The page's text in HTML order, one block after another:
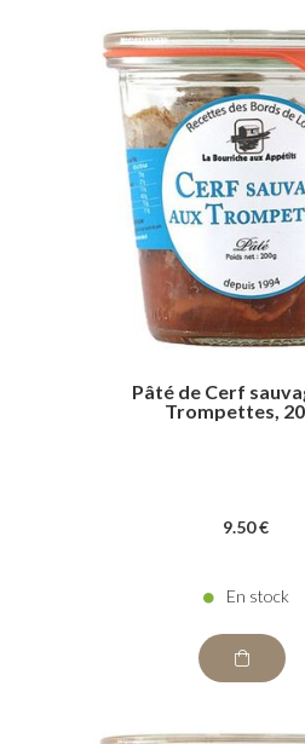
Pâté de Cerf
Trompettes,
9.50€
En stock